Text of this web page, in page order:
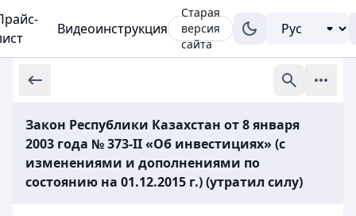
Видеоинструкция
Старая
версия
сайта
Закон Республики Казахстан от 8 января
2003 года № 373-II «Об инвестициях» (с
изменениями и дополнениями по
состоянию на 01.12.2015 г.) (утратил силу)